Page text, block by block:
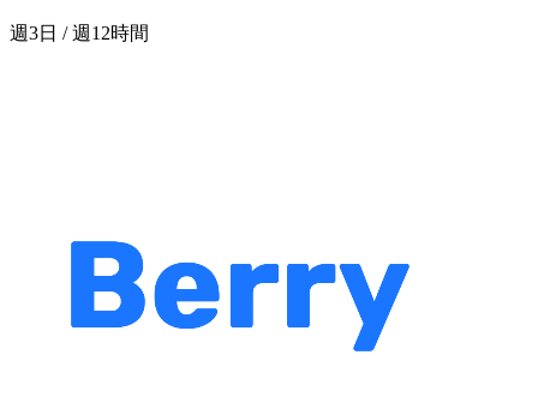
週3日 / 週12時間